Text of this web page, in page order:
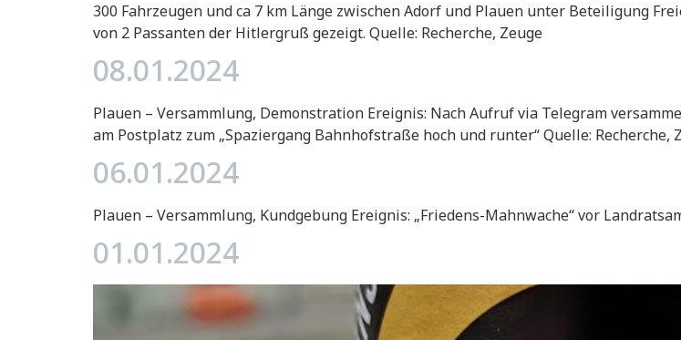
300 Fahrzeugen und ca 7 km Länge zwischen Adorf und Plauen unter Beteiligung
von 2 Passanten der Hitlergruß gezeigt. Quelle: Recherche, Zeuge
08.01.2024
Plauen – Versammlung, Demonstration Ereignis: Nach Aufruf via Telegram
am Postplatz zum „Spaziergang Bahnhofstraße hoch und runter“ Quelle: Recherche,
06.01.2024
Plauen – Versammlung, Kundgebung Ereignis: „Friedens-Mahnwache“ vor
01.01.2024